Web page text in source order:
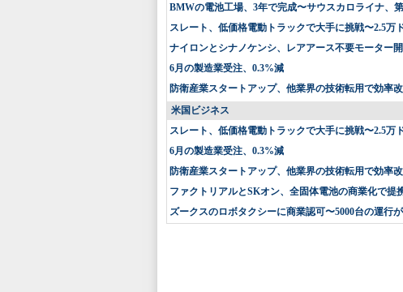
BMWの電池工場、3年で完成〜サウスカロライナ、
スレート、低価格電動トラックで大手に挑戦〜2.5万
ナイロンとシナノケンシ、レアアース不要モーター
6月の製造業受注、0.3%減
防衛産業スタートアップ、他業界の技術転用で効率
米国ビジネス
スレート、低価格電動トラックで大手に挑戦〜2.5万
6月の製造業受注、0.3%減
防衛産業スタートアップ、他業界の技術転用で効率
ファクトリアルとSKオン、全固体電池の商業化で提
ズークスのロボタクシーに商業認可〜5000台の運行